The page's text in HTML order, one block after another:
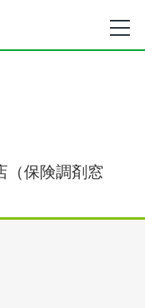
保険調剤窓